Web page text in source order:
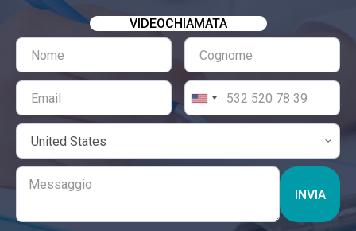
VIDEOCHIAMATA
INVIA